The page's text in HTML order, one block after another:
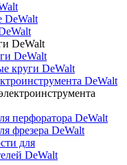
DeWalt
DeWalt
DeWalt
круги DeWalt
DeWalt
перфоратора DeWalt
фрезера DeWalt
для
DeWalt